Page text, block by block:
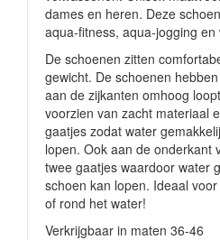
dames en heren. Deze
aqua-fitness, aqua-jogging
De schoenen zitten
gewicht. De schoenen
aan de zijkanten omhoog
voorzien van zacht materiaal
gaatjes zodat water
lopen. Ook aan de onderkant
twee gaatjes waardoor water
schoen kan lopen. Ideaal
of rond het water!
Verkrijgbaar in maten 36-46